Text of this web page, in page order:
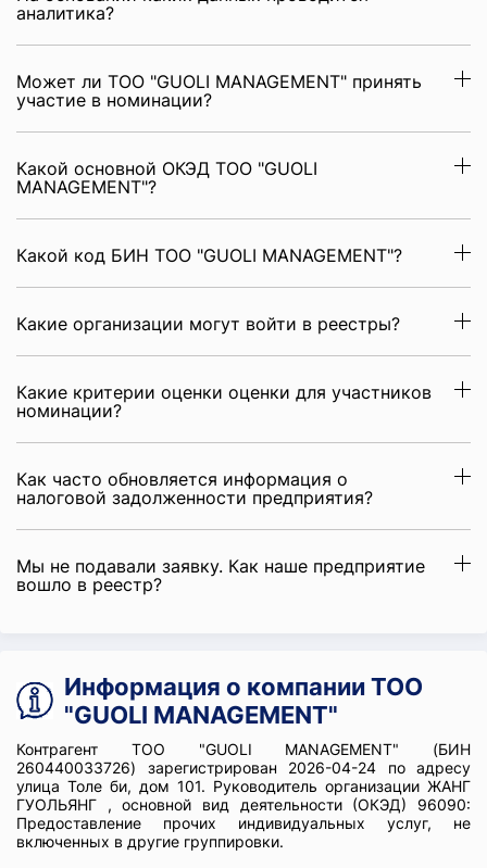
аналитика?
Может ли ТОО "GUOLI MANAGEMENT" принять
участие в номинации?
Какой основной ОКЭД ТОО "GUOLI
MANAGEMENT"?
Какой код БИН ТОО "GUOLI MANAGEMENT"?
Какие организации могут войти в реестры?
Какие критерии оценки оценки для участников
номинации?
Как часто обновляется информация о
налоговой задолженности предприятия?
Мы не подавали заявку. Как наше предприятие
вошло в реестр?
Информация о компании ТОО
"GUOLI MANAGEMENT"
Контрагент ТОО "GUOLI MANAGEMENT" (БИН
260440033726) зарегистрирован 2026-04-24 по адресу
улица Толе би, дом 101. Руководитель организации ЖАНГ
ГУОЛЬЯНГ , основной вид деятельности (ОКЭД) 96090:
Предоставление прочих индивидуальных услуг, не
включенных в другие группировки.